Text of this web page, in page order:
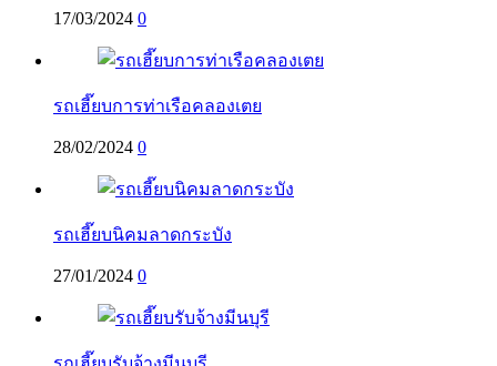
17/03/2024 0
รถเฮี๊ยบการท่าเรือคลองเตย
28/02/2024 0
รถเฮี๊ยบนิคมลาดกระบัง
27/01/2024 0